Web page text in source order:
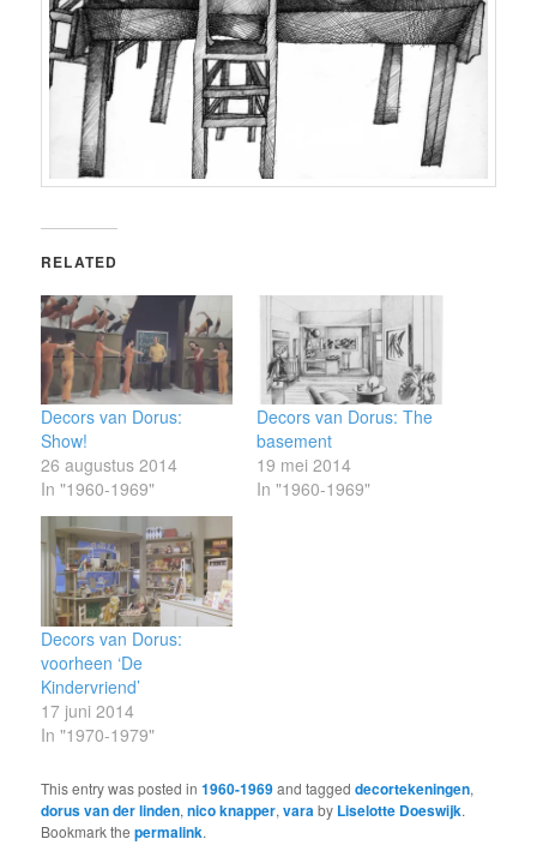
RELATED
Decors van Dorus:
Show!
26 augustus 2014
In "1960-1969"
Decors van Dorus: The
basement
19 mei 2014
In "1960-1969"
Decors van Dorus:
voorheen ‘De
Kindervriend’
17 juni 2014
In "1970-1979"
This entry was posted in1960-1969and taggeddecortekeningen,
dorus van der linden,nico knapper,varaby Liselotte Doeswijk.
Bookmark thepermalink.